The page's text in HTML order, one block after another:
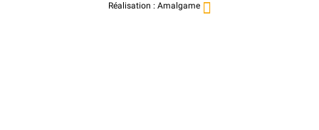
Réalisation : Amalgame